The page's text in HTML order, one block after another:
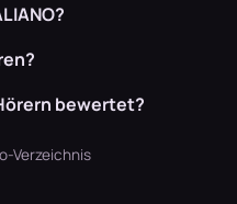
bewertet?
Verzeichnis